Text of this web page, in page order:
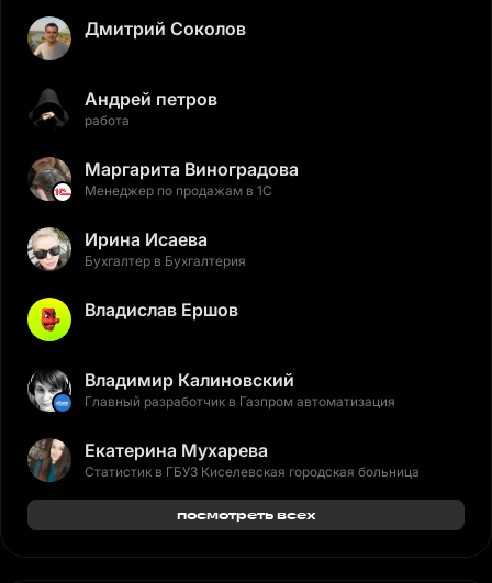
Дмитрий Соколов
Андрей петров
работа
Маргарита Виноградова
Менеджер по продажам в 1С
Ирина Исаева
Бухгалтер в Бухгалтерия
Владислав Ершов
Владимир Калиновский
Главный разработчик в Газпром автоматизация
Екатерина Мухарева
Статистик в ГБУЗ Киселевская городская больница
посмотреть всех